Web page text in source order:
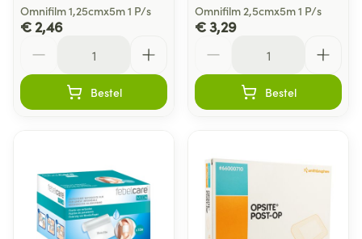
Omnifilm 1,25cmx5m 1 P/s
€ 2,46
Bestel
Omnifilm 2,5cmx5m 1 P/s
€ 3,29
Bestel